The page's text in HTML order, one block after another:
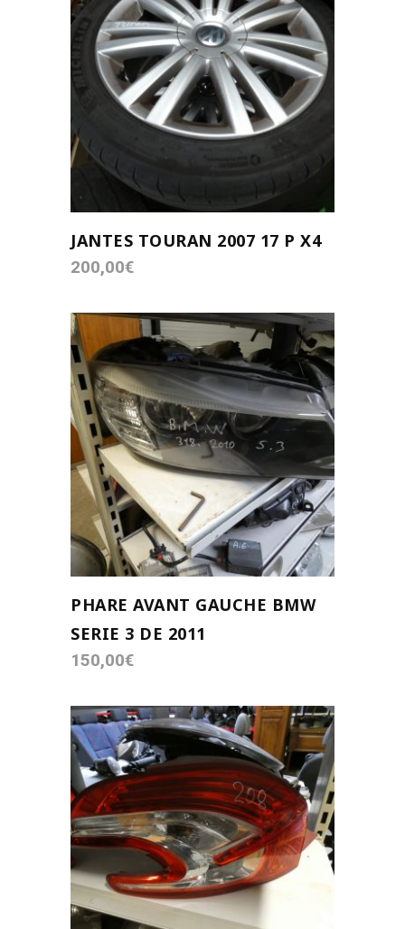
AJOUTER AU PANIER
JANTES TOURAN 2007 17 P X4
200,00€
AJOUTER AU PANIER
PHARE AVANT GAUCHE BMW
SERIE 3 DE 2011
150,00€
AJOUTER AU PANIER